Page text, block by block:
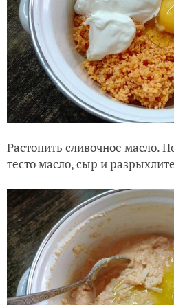
Растопить сливочное масло.
тесто масло, сыр и